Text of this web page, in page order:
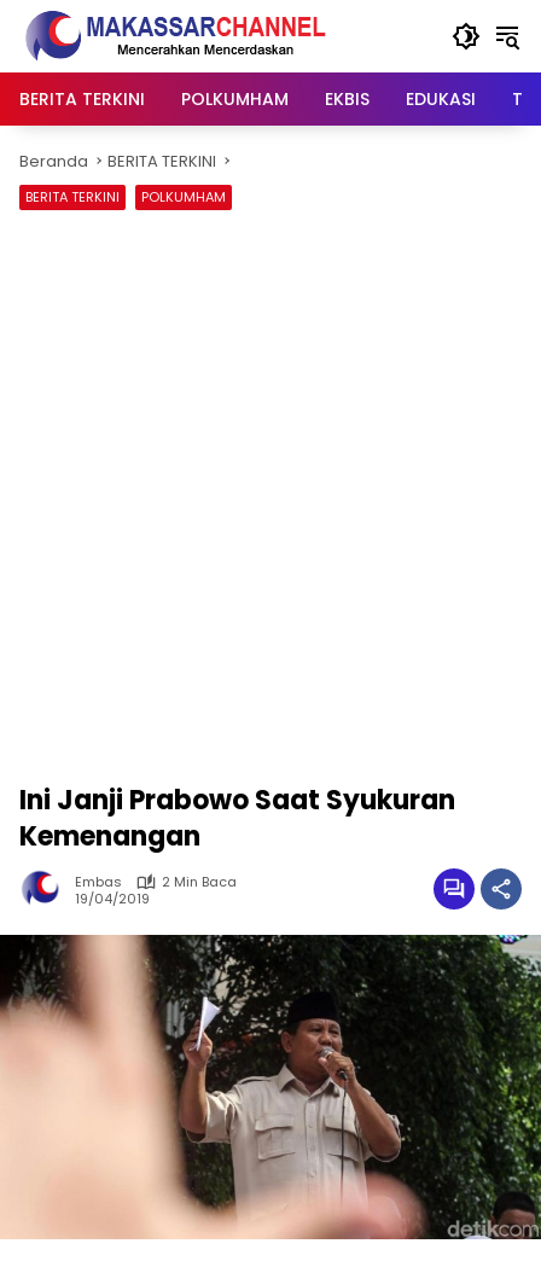
Langsung
konten
BERITA TERKINI
POLKUMHAM EKBIS EDUKASI
Beranda BERITA TERKINI
BERITA TERKINI POLKUMHAM
Ini Janji Prabowo Saat Syukuran
Kemenangan
Embas
2 Min Baca
19/04/2019